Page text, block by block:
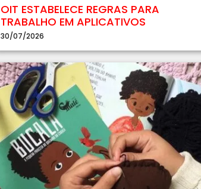
OIT ESTABELECE REGRAS PARA
TRABALHO EM APLICATIVOS
30/07/2026